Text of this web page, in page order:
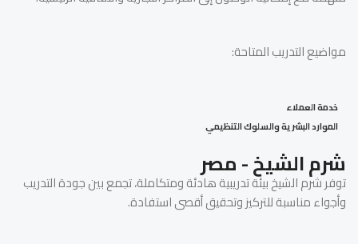
مواضيع التدريب المتاحة:
خدمة العملاء
الموارد البشرية والسلوك التنظيمي
شرم الشيخ - مصر
توفر شرم الشيخ بيئة تدريبية هادئة ومتكاملة، تجمع بين جودة التدريب
وأجواء مناسبة للتركيز وتحقيق أقصى استفادة.